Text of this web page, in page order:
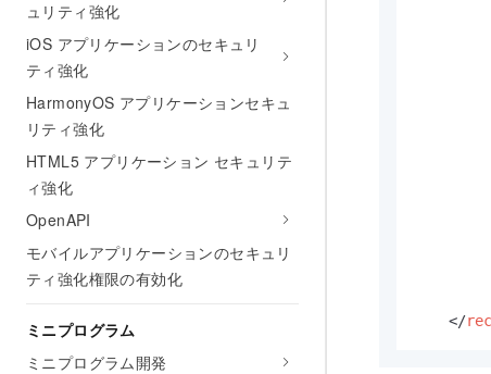
ュリティ強化
iOS アプリケーションのセキュリ
ティ強化
HarmonyOS アプリケーションセキュ
リティ強化
HTML5 アプリケーション セキュリテ
ィ強化
OpenAPI
モバイルアプリケーションのセキュリ
ティ強化権限の有効化
ミニプログラム
ミニプログラム開発
</